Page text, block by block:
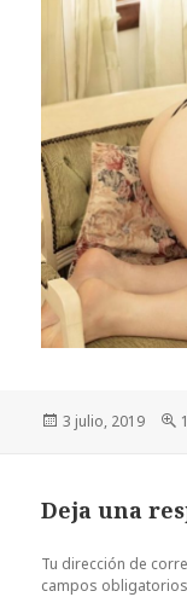
Publicado
3 julio, 2019
Deja una
Tu dirección de
campos